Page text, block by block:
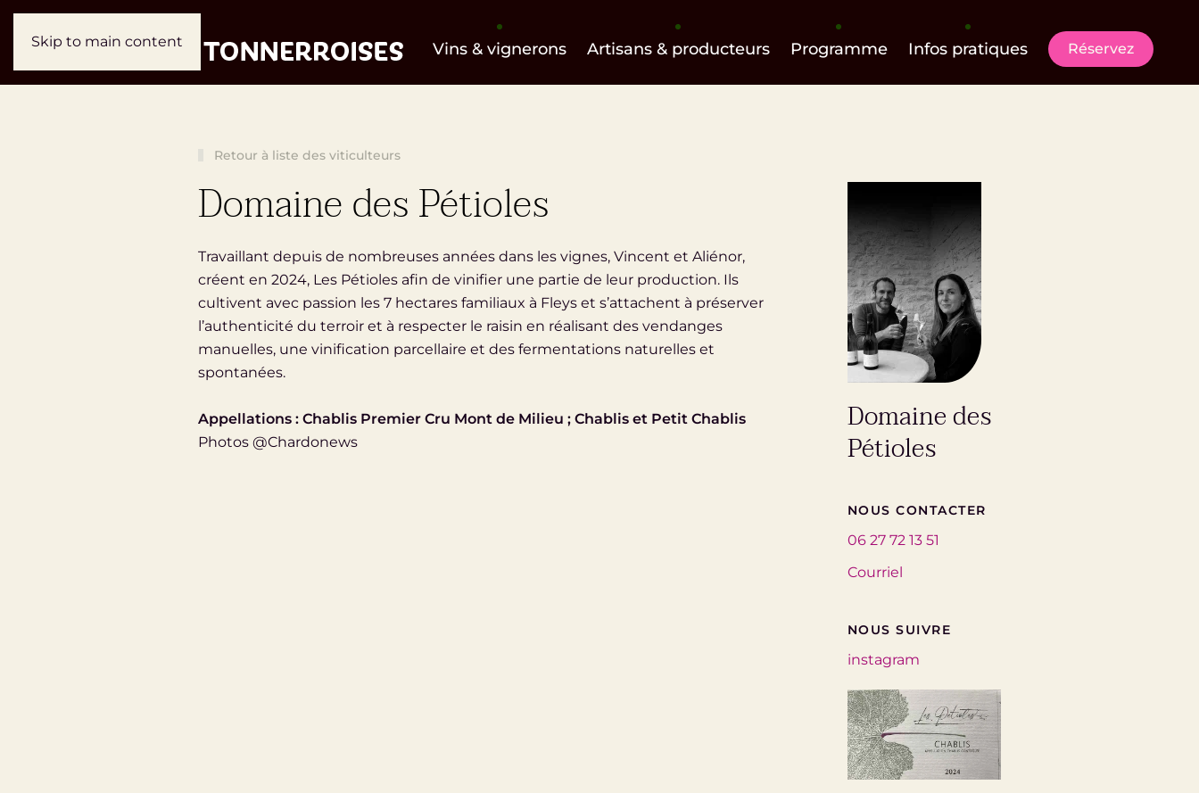
Skip to main content Vins & vignerons Artisans & producteurs Programme Infos pratiques Réservez
Retour à liste des viticulteurs
Domaine des Pétioles
Travaillant depuis de nombreuses années dans les vignes, Vincent et Aliénor,
créent en 2024, Les Pétioles afin de vinifier une partie de leur production. Ils
cultivent avec passion les 7 hectares familiaux à Fleys et s’attachent à préserver
l’authenticité du terroir et à respecter le raisin en réalisant des vendanges
manuelles, une vinification parcellaire et des fermentations naturelles et
spontanées.
Appellations : Chablis Premier Cru Mont de Milieu ; Chablis et Petit Chablis
Photos @Chardonews
Domaine des
Pétioles
NOUS CONTACTER
06 27 72 13 51
Courriel
NOUS SUIVRE
instagram